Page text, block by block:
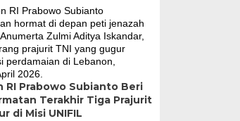
RI Prabowo Subianto Beri
Terakhir Tiga Prajurit
di Misi UNIFIL